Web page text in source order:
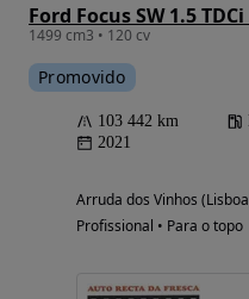
Ford Focus SW 1.5
1499 cm3 • 120 cv
Promovido
103 442 km
2021
Arruda dos Vinhos
Profissional • Para o topo